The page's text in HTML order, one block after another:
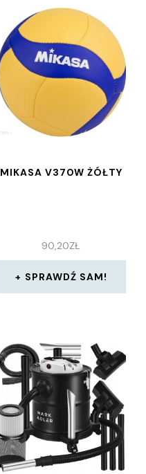
MIKASA V370W ŻÓŁTY
90,20ZŁ
SPRAWDŹ SAM!